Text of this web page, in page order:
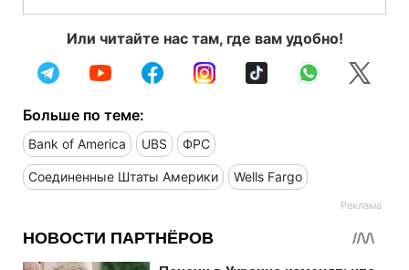
Или читайте нас там, где вам удобно!
Больше по теме:
Bank of America UBS ФРС
Соединенные Штаты Америки Wells Fargo